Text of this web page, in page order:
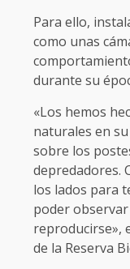
Para ello,
como unas
durante su
«Los hemos
naturales en
sobre los
depredadores.
los lados para
poder
reproducirse»,
de la Reserva